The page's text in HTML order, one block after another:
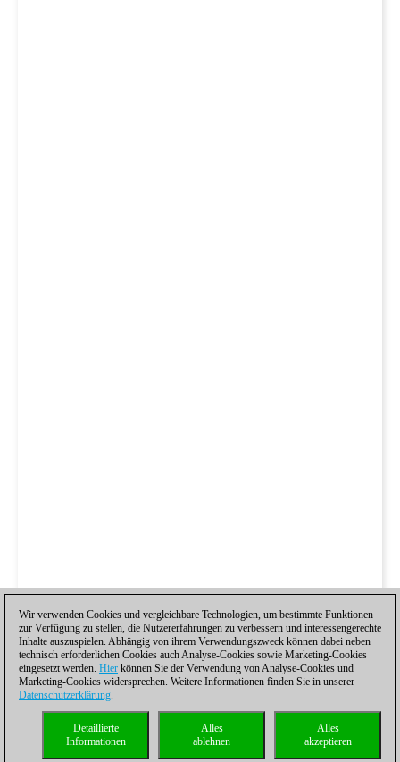
Wir verwenden Cookies und vergleichbare Technologien, um bestimmte Funktionen
zur Verfügung zu stellen, die Nutzererfahrungen zu verbessern und interessengerechte
Inhalte auszuspielen. Abhängig von ihrem Verwendungszweck können dabei neben
technisch erforderlichen Cookies auch Analyse-Cookies sowie Marketing-Cookies
eingesetzt werden. Hier können Sie der Verwendung von Analyse-Cookies und
Marketing-Cookies widersprechen. Weitere Informationen finden Sie in unserer
Datenschutzerklärung.
Alles
akzeptieren
Alles
ablehnen
Detaillierte
Informationen